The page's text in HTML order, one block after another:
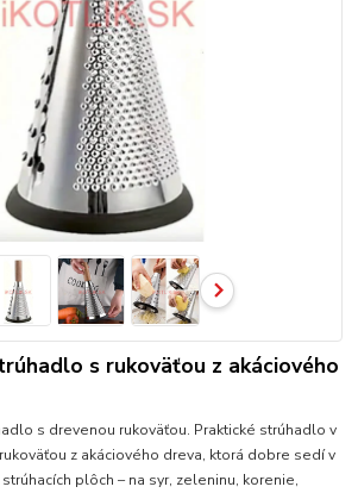
s rukoväťou z akáciového
s drevenou rukoväťou. Praktické strúhadlo v
z akáciového dreva, ktorá dobre sedí v
plôch – na syr, zeleninu, korenie,